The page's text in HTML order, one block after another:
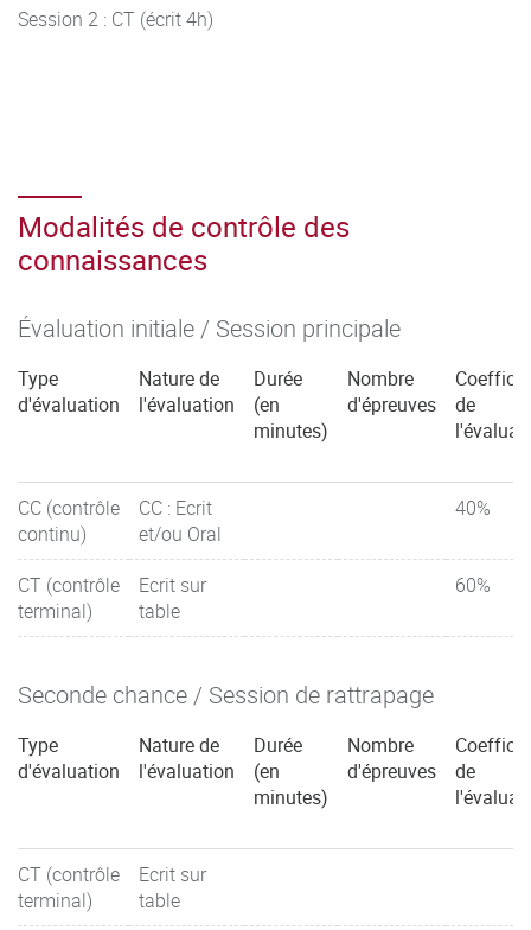
Session 2 : CT (écrit 4h)
Modalités de contrôle des
connaissances
Évaluation initiale / Session principale
Type
d'évaluation
Nature de
l'évaluation
Durée
(en
minutes)
Nombre
d'épreuves
de
CC (contrôle
continu)
CC : Ecrit
et/ou Oral
40%
CT (contrôle
terminal)
Ecrit sur
table
60%
Seconde chance / Session de rattrapage
Type
d'évaluation
Nature de
l'évaluation
Durée
(en
minutes)
Nombre
d'épreuves
de
CT (contrôle
terminal)
Ecrit sur
table